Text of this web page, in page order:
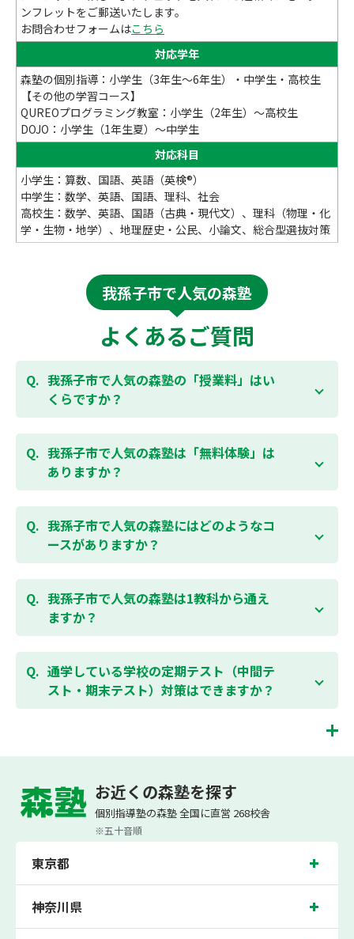
ンフレットをご郵送いたします。
お問合わせフォームはこちら
対応学年
森塾の個別指導：小学生（3年生～6年生）・中学生・高校生
【その他の学習コース】
QUREOプログラミング教室：小学生（2年生）～高校生
DOJO：小学生（1年生夏）～中学生
対応科目
小学生：算数、国語、英語（英検®）
中学生：数学、英語、国語、理科、社会
高校生：数学、英語、国語（古典・現代文）、理科（物理・化
学・生物・地学）、地理歴史・公民、小論文、総合型選抜対策
我孫子市で人気の森塾
よくあるご質問
我孫子市で人気の森塾の「授業料」はい
くらですか？
お子様の学年やご状況、校舎によって変わります。森
塾の授業料は こちらのページよりお問合わせくださ
い。自動返信メールで【すぐ】にご確認いただけま
す。
我孫子市で人気の森塾は「無料体験」は
ありますか？
通常期には最大1ヶ月の無料体験を受付しておりま
す。また、春休み、夏休み、冬休みの講習では「4日
間～5日間の無料体験」授業を受けていただくことが
可能です。個別指導塾 森塾の無料体験については
我孫子市で人気の森塾にはどのようなコ
ースがありますか？
個別指導塾 森塾では、小学生・中学生・高校生のコー
スがあり、それぞれ学校のテストの点数アップを目的
としたコースとなっております。その他、小学生用の
英検®対策や、基礎学力を身につけるDOJOなど、オプ
お問合わせください。
お問合わせはこちら
我孫子市で人気の森塾は1教科から通え
ますか？
はい、1教科、週1日から受講いただけます。自分から
勉強できる習慣をつけるために最初は1から2教科での
受講をおすすめしております。まずはお気軽にご相談
ください。
通学している学校の定期テスト（中間テ
スト・期末テスト）対策はできますか？
す。森塾では、テスト直前に自分の予定にあわせて、
ちろん、普段習っていない科目（理科・社会など）も
可能です。 普段忙しくてなかなか手が回らない科目
も、テスト前に集中して対策できると好評です。
森塾は、（株）スプリックスが運営する「先生１人に生徒２人まで」で「保護者の
方にも安心の授業料」の塾・個別指導塾です。
小学生は3科目（算数・英語・国語）[個別]とDOJO[集団]、中学生は5科目（数
学・英語・国語・理科・社会）、高校生は7科目（数学・英語・国語[古典・現代
間・期末テストで、必ず1回以上『60点未満でご入塾の場合、受講科目が1科目で
+20点以上。60点以上でご入塾の場合、その科目が80点以上』になることを保証し
ます。もし以上の基準を超えて学校成績が上がらなければ、3学期目の対象科目授
お近くの森塾を探す
個別指導塾の森塾 全国に直営 268校舎
※五十音順
東京都
神奈川県